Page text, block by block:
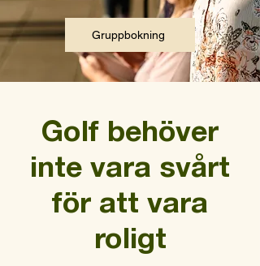
Gruppbokning
Golf behöver
inte vara svårt
för att vara
roligt